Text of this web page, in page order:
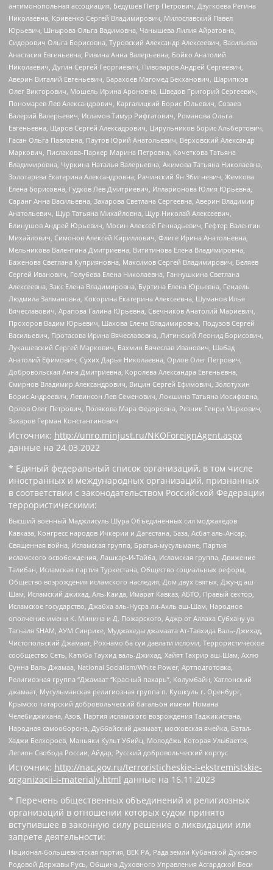
антимонопольная ассоциация, Бедушев Петр Петрович, Дзугкоева Регина
Николаевна, Кривенко Сергей Владимирович, Милославский Павел
Юрьевич, Шнырова Ольга Вадимовна, Чанышева Лилия Айратовна,
Сидорович Ольга Борисовна, Туровский Александр Алексеевич, Васильева
Анастасия Евгеньевна, Ривина Анна Валерьевна, Бойко Анатолий
Николаевич, Дугин Сергей Георгиевич, Пивоваров Андрей Сергеевич,
Аверин Виталий Евгеньевич, Барахоев Магомед Бекханович, Шарипков
Олег Викторович, Мошель Ирина Ароновна, Шведов Григорий Сергеевич,
Пономарев Лев Александрович, Каргалицкий Борис Юльевич, Созаев
Валерий Валерьевич, Исламов Тимур Рифгатович, Романова Ольга
Евгеньевна, Щаров Сергей Алексадрович, Цирульников Борис Альбертович,
Гасан Ольга Павловна, Паутов Юрий Анатольевич, Верховский Александр
Маркович, Пислакова-Паркер Марина Петровна, Кочеткова Татьяна
Владимировна, Чуркина Наталья Валерьевна, Акимова Татьяна Николаевна,
Золотарева Екатерина Александровна, Рачинский Ян Збигневич, Жемкова
Елена Борисовна, Гудков Лев Дмитриевич, Илларионова Юлия Юрьевна,
Саранг Анна Васильевна, Захарова Светлана Сергеевна, Аверин Владимир
Анатольевич, Щур Татьяна Михайловна, Щур Николай Алексеевич,
Блинушов Андрей Юрьевич, Мосин Алексей Геннадьевич, Гефтер Валентин
Михайлович, Симонов Алексей Кириллович, Флиге Ирина Анатольевна,
Мельникова Валентина Дмитриевна, Вититинова Елена Владимировна,
Баженова Светлана Куприяновна, Максимов Сергей Владимирович, Беляев
Сергей Иванович, Голубева Елена Николаевна, Ганнушкина Светлана
Алексеевна, Закс Елена Владимировна, Буртина Елена Юрьевна, Гендель
Людмила Залмановна, Кокорина Екатерина Алексеевна, Шуманов Илья
Вячеславович, Арапова Галина Юрьевна, Свечников Анатолий Мариевич,
Прохоров Вадим Юрьевич, Шахова Елена Владимировна, Подузов Сергей
Васильевич, Протасова Ирина Вячеславовна, Литинский Леонид Борисович,
Лукашевский Сергей Маркович, Бахмин Вячеслав Иванович, Шабад
Анатолий Ефимович, Сухих Дарья Николаевна, Орлов Олег Петрович,
Добровольская Анна Дмитриевна, Королева Александра Евгеньевна,
Смирнов Владимир Александрович, Вицин Сергей Ефимович, Золотухин
Борис Андреевич, Левинсон Лев Семенович, Локшина Татьяна Иосифовна,
Орлов Олег Петрович, Полякова Мара Федоровна, Резник Генри Маркович,
Захаров Герман Константинович
Источник: http://unro.minjust.ru/NKOForeignAgent.aspx
данные на 24.03.2022
* Единый федеральный список организаций, в том числе
иностранных и международных организаций, признанных
в соответствии с законодательством Российской Федерации
террористическими:
Высший военный Маджлисуль Шура Объединенных сил моджахедов
Кавказа, Конгресс народов Ичкерии и Дагестана, База, Асбат аль-Ансар,
Священная война, Исламская группа, Братья-мусульмане, Партия
исламского освобождения, Лашкар-И-Тайба, Исламская группа, Движение
Талибан, Исламская партия Туркестана, Общество социальных реформ,
Общество возрождения исламского наследия, Дом двух святых, Джунд аш-
Шам, Исламский джихад, Аль-Каида, Имарат Кавказ, АБТО, Правый сектор,
Исламское государство, Джабха аль-Нусра ли-Ахль аш-Шам, Народное
ополчение имени К. Минина и Д. Пожарского, Аджр от Аллаха Субхану уа
Тагьаля SHAM, АУМ Синрике, Муджахеды джамаата Ат-Тавхида Валь-Джихад,
Чистопольский Джамаат, Рохнамо ба суи давлати исломи, Террористическое
сообщество Сеть, Катиба Таухид валь-Джихад, Хайят Тахрир аш-Шам, Ахлю
Сунна Валь Джамаа, National Socialism/White Power, Артподготовка,
Религиозная группа “Джамаат “Красный пахарь”, Колумбайн, Хатлонский
джамаат, Мусульманская религиозная группа п. Кушкуль г. Оренбург,
Крымско-татарский добровольческий батальон имени Номана
Челебиджихана, Азов, Партия исламского возрождения Таджикистана,
Народная самооборона, Дуббайский джамаат, московская ячейка, Батал-
Хаджи Белхороев, Маньяки Культ Убийц, Молодёжь Которая Улыбается,
Легион Свобода России, Айдар, Русский добровольческий корпус
Источник: http://nac.gov.ru/terroristicheskie-i-ekstremistskie-
organizacii-i-materialy.html данные на 16.11.2023
* Перечень общественных объединений и религиозных
организаций в отношении которых судом принято
вступившее в законную силу решение о ликвидации или
запрете деятельности:
Национал-большевистская партия, ВЕК РА, Рада земли Кубанской Духовно
Родовой Державы Русь, Община Духовного Управления Асгардской Веси